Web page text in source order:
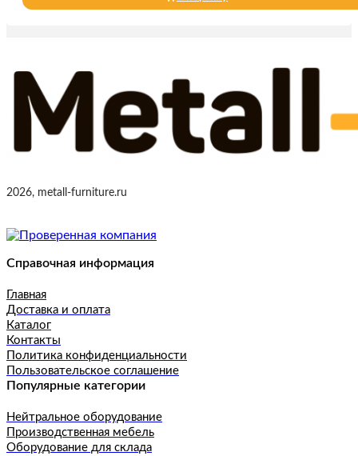
2026, metall-furniture.ru
Справочная информация
Главная
Доставка и оплата
Каталог
Контакты
Политика конфиденциальности
Пользовательское соглашение
Популярные категории
Нейтральное оборудование
Производственная мебель
Оборудование для склада